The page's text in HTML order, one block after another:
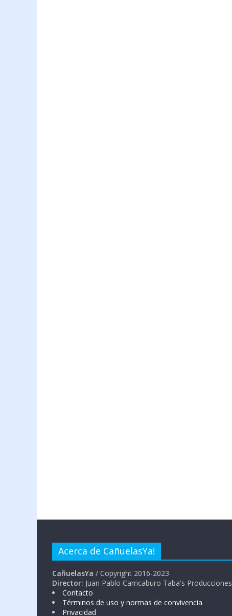
Acerca de CañuelasYa!
CañuelasYa / Copyright 2016-2023
Director: Juan Pablo Carricaburo Taba's Producciones
Contacto
Términos de uso y normas de convivencia
Privacidad